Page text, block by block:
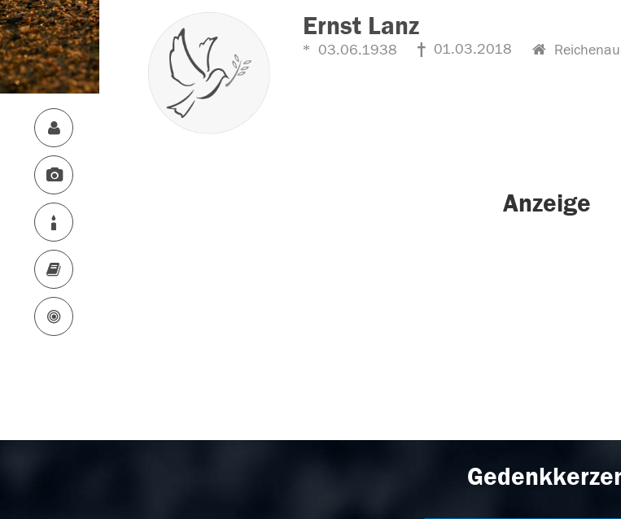
Ernst Lanz
03.06.1938 01.03.2018 Reichenau
Anzeige